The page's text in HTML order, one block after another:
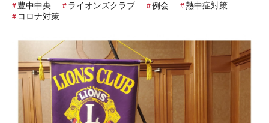
豊中中央 ライオンズクラブ 例会
熱中症対策
コロナ対策